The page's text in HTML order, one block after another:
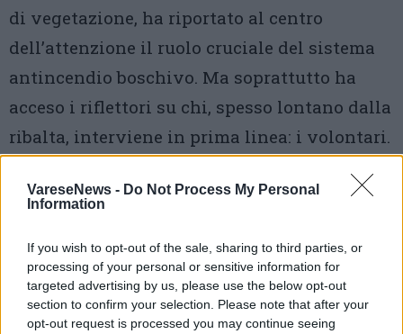
VareseNews - Do Not Process My Personal
Information
If you wish to opt-out of the sale, sharing to third parties, or
processing of your personal or sensitive information for
targeted advertising by us, please use the below opt-out
section to confirm your selection. Please note that after your
opt-out request is processed you may continue seeing
di vegetazione, ha riportato al centro
dell’attenzione il ruolo cruciale del sistema
antincendio boschivo. Ma soprattutto ha
acceso i riflettori su chi, spesso lontano dalla
ribalta, interviene in prima linea: i volontari.
Foto dalla pagina Facebook Ufficiale del
Coordinamento Antincendio boschivo della
Comunità Montana Valli Del Verbano.
3 di 11